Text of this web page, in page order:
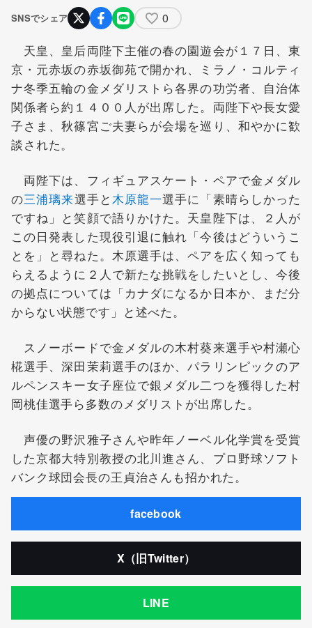
SNSでシェア 0
天皇、皇后両陛下主催の春の園遊会が１７日、東
京・元赤坂の赤坂御苑で開かれ、ミラノ・コルティ
ナ冬季五輪の金メダリストら各界の功労者、自治体
関係者ら約１４００人が出席した。両陛下や長女愛
子さま、秋篠宮ご夫妻らが会場を巡り、和やかに歓
談された。
両陛下は、フィギュアスケート・ペアで金メダル
の三浦璃来選手と木原龍一選手に「素晴らしかった
ですね」と笑顔で語りかけた。天皇陛下は、２人が
この日発表した現役引退に触れ「今後はどういうこ
とを」と尋ねた。木原選手は、ペアを広く知っても
らえるように２人で新たな挑戦をしたいとし、今後
の拠点については「カナダになるか日本か、まだ分
からない状態です」と述べた。
スノーボードで金メダルの木村葵来選手や村瀬心
椛選手、深田茉莉選手のほか、パラリンピックのア
ルペンスキー女子座位で銀メダル二つを獲得した村
岡桃佳選手ら多数のメダリストが出席した。
声優の野沢雅子さんや昨年ノーベル化学賞を受賞
した京都大特別教授の北川進さん、プロ野球ソフト
バンク球団会長の王貞治さんも招かれた。
facebook
X（旧Twitter）
LINE